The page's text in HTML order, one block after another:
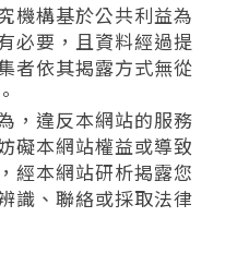
機構基於公共利益為
必要，且資料經過提
者依其揭露方式無從
，違反本網站的服務
礙本網站權益或導致
經本網站研析揭露您
識、聯絡或採取法律